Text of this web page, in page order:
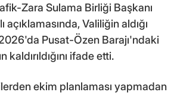
Zara Sulama Birliği Başkanı
açıklamasında, Valiliğin aldığı
Pusat-Özen Barajı'ndaki
kaldırıldığını ifade etti.
ekim planlaması yapmadan